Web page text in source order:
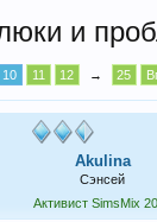
и
10 11 12 → 25
Akulina
Сэнсей
Активист SimsMix